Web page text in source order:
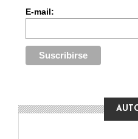
E-mail: